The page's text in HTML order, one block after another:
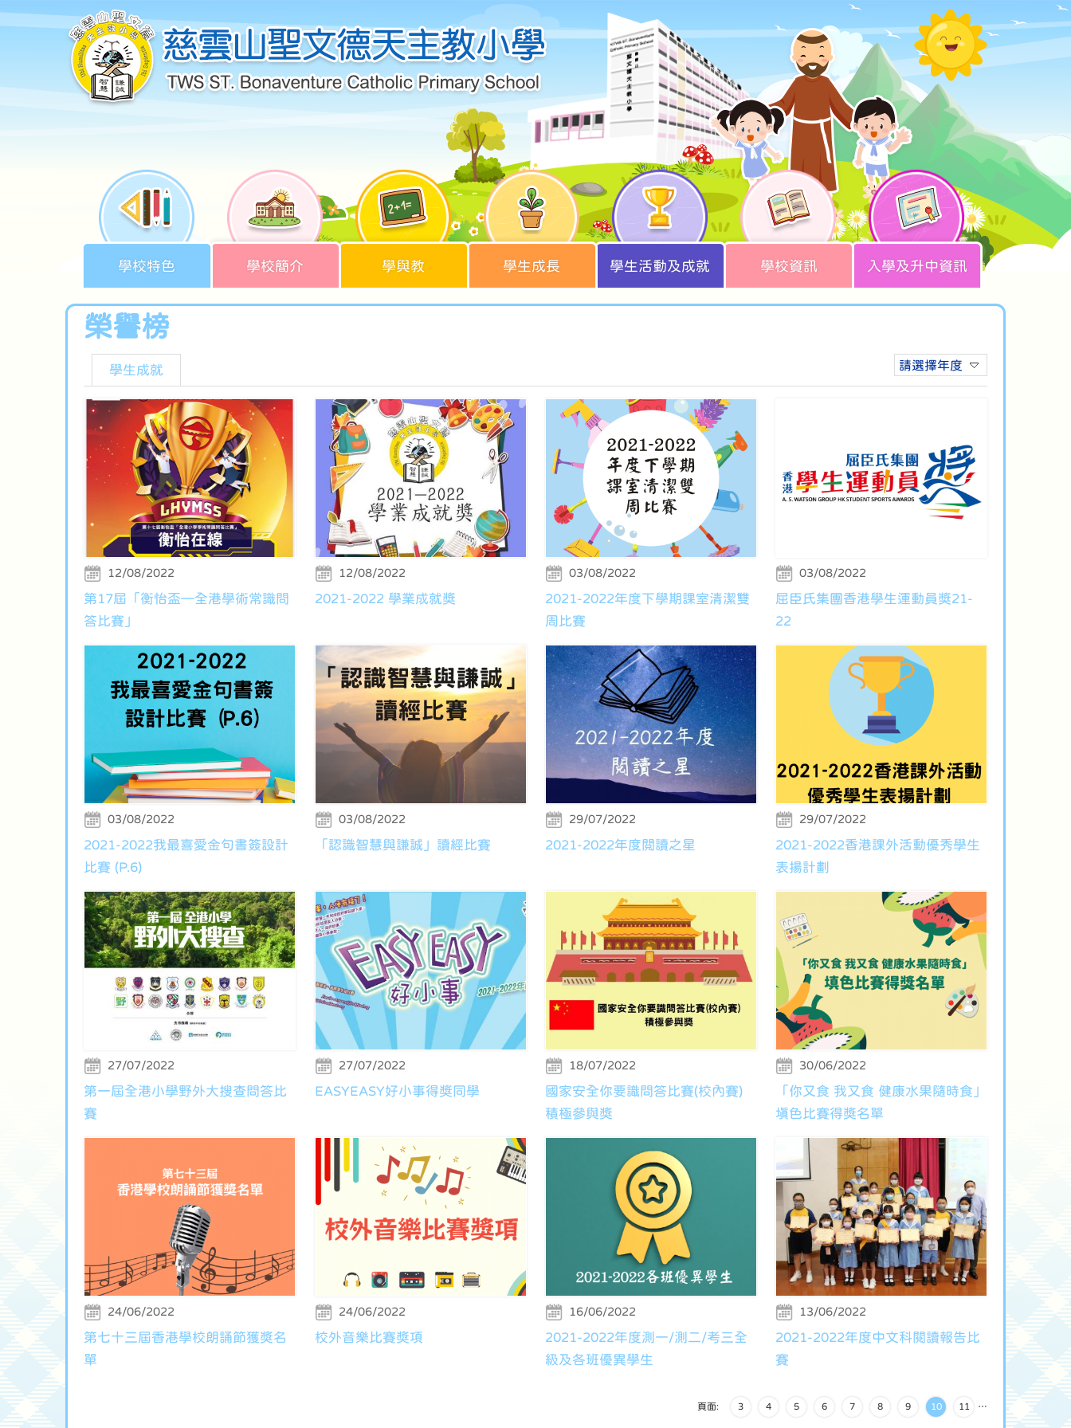
學校特色 學校簡介 學與教 學生成長 學生活動及成就 學校資訊 入學及升中資訊
榮譽榜
請選擇年度
學生成就
12/08/2022
第17屆「衡怡盃—全港學術常識問
答比賽」
12/08/2022
2021-2022 學業成就獎
03/08/2022
2021-2022年度下學期課室清潔雙
周比賽
03/08/2022
屈臣氏集團香港學生運動員獎21-
22
03/08/2022
2021-2022我最喜愛金句書簽設計
比賽 (P.6)
03/08/2022
「認識智慧與謙誠」讀經比賽
29/07/2022
2021-2022年度閲讀之星
29/07/2022
2021-2022香港課外活動優秀學生
表揚計劃
27/07/2022
第一屆全港小學野外大搜查問答比
賽
27/07/2022
EASYEASY好小事得獎同學
18/07/2022
國家安全你要識問答比賽(校內賽)
積極參與獎
30/06/2022
「你又食 我又食 健康水果隨時食」
填色比賽得獎名單
24/06/2022
第七十三屆香港學校朗誦節獲獎名
單
24/06/2022
校外音樂比賽獎項
16/06/2022
2021-2022年度測一/測二/考三全
級及各班優異學生
13/06/2022
2021-2022年度中文科閱讀報告比
賽
頁面: …
3 4 5 6 7 8 9 10 11